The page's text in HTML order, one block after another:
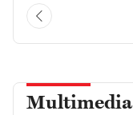
Multimedia